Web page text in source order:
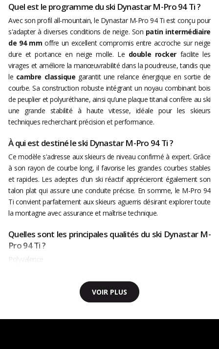
Quel est le programme du ski Dynastar M-Pro 94 Ti ?
Avec son profil all-mountain, le Dynastar M-Pro 94 Ti est conçu pour
s'adapter à diverses conditions de neige. Son patin intermédiaire
de 94 mm offre un excellent compromis entre accroche sur neige
dure et portance en neige molle. Le double rockerfacilite les
virages et améliore la manœuvrabilité dans la poudreuse, tandis que
le cambre classique garantit une relance énergique en sortie de
courbe. Sa construction robuste intégrant un noyau combinant bois
de peuplier et polyuréthane, ainsi qu’une plaque titanal confère au ski
une grande stabilité à haute vitesse, idéale pour les skieurs
techniques recherchant précision et performance.
À qui est destiné le ski Dynastar M-Pro 94 Ti ?
Ce modèle s'adresse aux skieurs de niveau confirmé à expert. Grâce
à son rayon de courbe long, il favorise les grandes courbes stables
et rapides. Les adeptes d'un ski réactif apprécieront également son
talon plat qui assure une conduite précise. En somme, le M-Pro 94
Ti convient parfaitement aux skieurs aguerris désirant explorer toute
la montagne avec assurance et maîtrise technique.
Quelles sont les principales qualités du ski Dynastar M-
Pro 94 Ti ?
Polyvalence
VOIR PLUS